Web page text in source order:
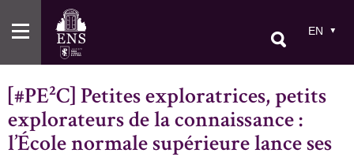
main
EN
[#PE²C] Petites exploratrices, petits
explorateurs de la connaissance :
l’École normale supérieure lance ses